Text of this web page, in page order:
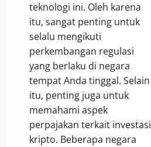
teknologi ini. Oleh karena
itu, sangat penting untuk
selalu mengikuti
perkembangan regulasi
yang berlaku di negara
tempat Anda tinggal. Selain
itu, penting juga untuk
memahami aspek
perpajakan terkait investasi
kripto. Beberapa negara